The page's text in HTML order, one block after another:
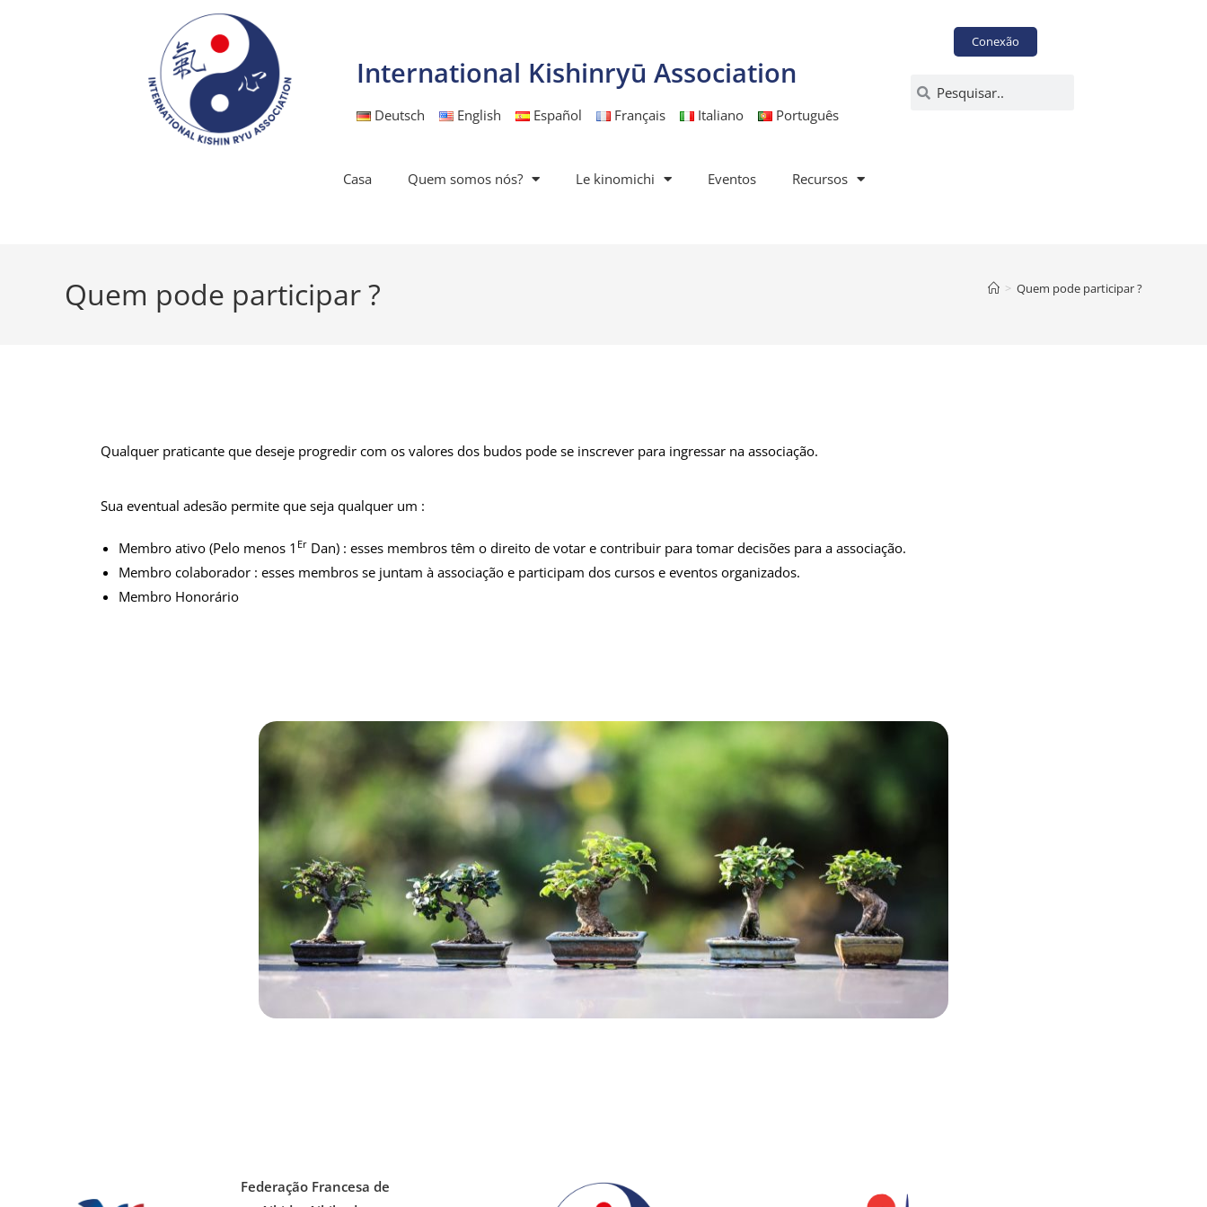
International Kishinryū Association
Deutsch English Español Français Italiano Português
Conexão
Casa Quem somos nós? Le kinomichi Eventos Recursos
Quem pode participar ? > Quem pode participar ?
Qualquer praticante que deseje progredir com os valores dos budos pode se inscrever para ingressar na associação.
Sua eventual adesão permite que seja qualquer um :
Membro ativo (Pelo menos 1 Er Dan) : esses membros têm o direito de votar e contribuir para tomar decisões para a associação.
Membro colaborador : esses membros se juntam à associação e participam dos cursos e eventos organizados.
Membro Honorário
Federação Francesa de